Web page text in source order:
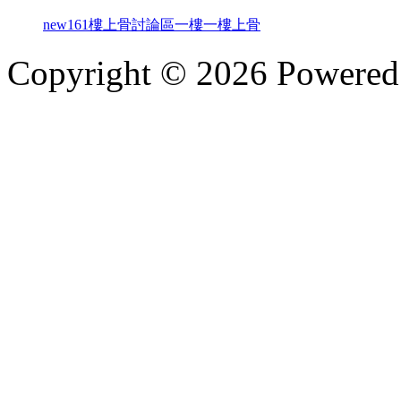
new161樓上骨討論區一樓一樓上骨
Copyright © 2026